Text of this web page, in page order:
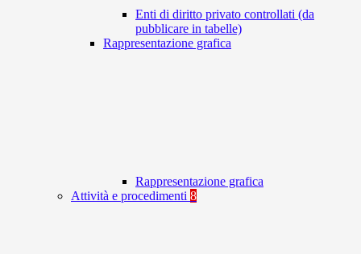
Enti di diritto privato controllati (da
pubblicare in tabelle)
Rappresentazione grafica
Rappresentazione grafica
Attività e procedimenti 8